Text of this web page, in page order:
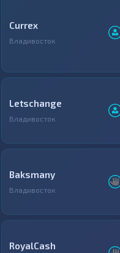
Currex
Владивосток
Letschange
Владивосток
Baksmany
Владивосток
RoyalCash